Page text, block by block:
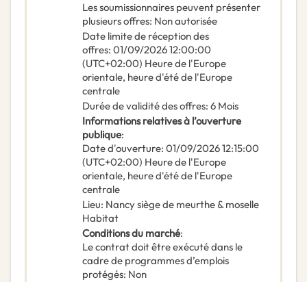
Les soumissionnaires peuvent présenter
plusieurs offres: Non autorisée
Date limite de réception des
offres: 01/09/202612:00:00
(UTC+02:00) Heure de l'Europe
orientale, heure d'été de l'Europe
centrale
Durée de validité des offres: 6 Mois
Informations relatives à l’ouverture
publique:
Date d'ouverture: 01/09/202612:15:00
(UTC+02:00) Heure de l'Europe
orientale, heure d'été de l'Europe
centrale
Lieu: Nancy siège de meurthe & moselle
Habitat
Conditions du marché:
Le contrat doit être exécuté dans le
cadre de programmes d’emplois
protégés: Non